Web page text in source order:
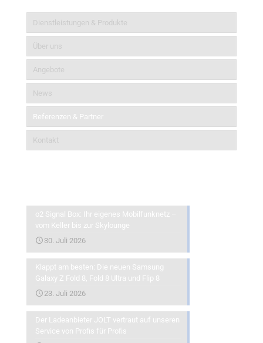
Dienstleistungen & Produkte
Über uns
Angebote
News
Referenzen & Partner
Kontakt
o2 Signal Box: Ihr eigenes Mobilfunknetz –
vom Keller bis zur Skylounge
30. Juli 2026
Klappt am besten: Die neuen Samsung
Galaxy Z Fold 8, Fold 8 Ultra und Flip 8
23. Juli 2026
Der Ladeanbieter JOLT vertraut auf unseren
Service von Profis für Profis